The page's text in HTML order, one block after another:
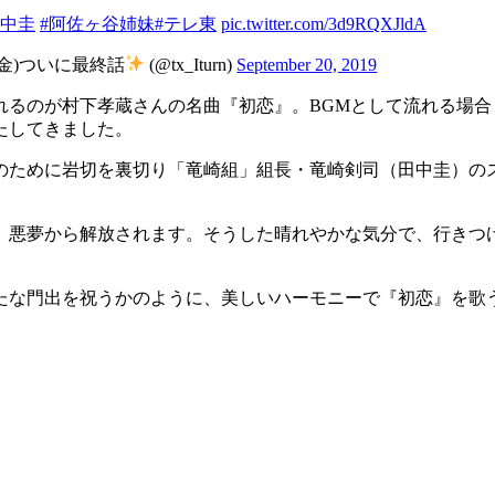
圭 #阿佐ヶ谷姉妹#テレ東 pic.twitter.com/3d9RQXJldA
)ついに最終話 (@tx_Iturn) September 20, 2019
のが村下孝蔵さんの名曲『初恋』。BGMとして流れる場
てきました。
めに岩切を裏切り「竜崎組」組長・竜崎剣司（田中圭）
夢から解放されます。そうした晴れやかな気分で、行き
門出を祝うかのように、美しいハーモニーで『初恋』を